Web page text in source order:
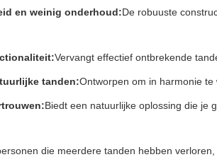
en weinig onderhoud:De robuuste
Vervangt effectief ontbrekende
tanden:Ontworpen om in harmonie
Biedt een natuurlijke oplossing die je
die meerdere tanden hebben